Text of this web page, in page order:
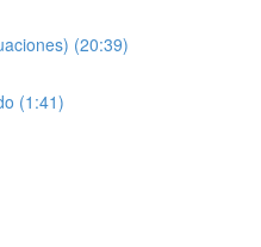
(20:39)
(1:41)